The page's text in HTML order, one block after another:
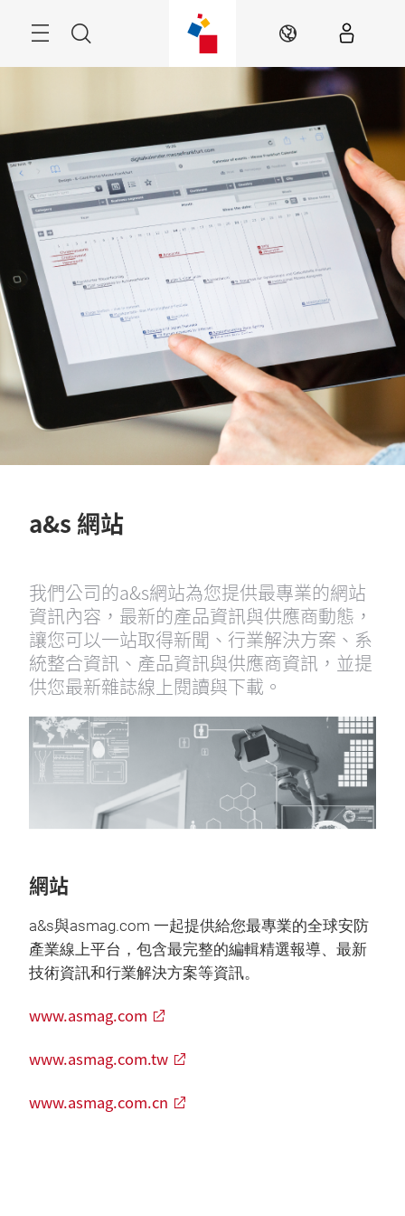
ZH
a&s 網站
我們公司的a&s網站為您提供最專業的網站
資訊內容，最新的產品資訊與供應商動態，
讓您可以一站取得新聞、行業解決方案、系
統整合資訊、產品資訊與供應商資訊，並提
供您最新雜誌線上閱讀與下載。
網站
a&s與asmag.com 一起提供給您最專業的全球安防
產業線上平台，包含最完整的編輯精選報導、最新
技術資訊和行業解決方案等資訊。
www.asmag.com
www.asmag.com.tw
www.asmag.com.cn